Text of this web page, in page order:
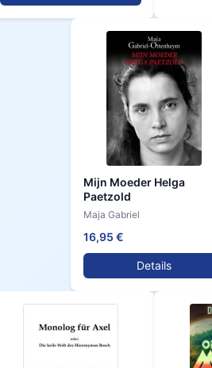
Mijn Moeder Helga
Paetzold
Maja Gabriel
16,95 €
Details